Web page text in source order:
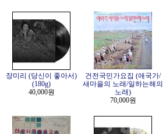
장미리 (당신이 좋아서)
(180g)
40,000원
건전국민가요집 (애국가/
새마을의 노래/일하는해의
노래)
70,000원